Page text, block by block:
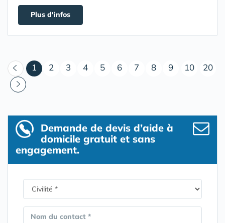
Plus d'infos
1 (courant)
2 3 4 5 6 7 8 9 10 20
Demande de devis d’aide à
domicile gratuit et sans
engagement.
Nom du contact *